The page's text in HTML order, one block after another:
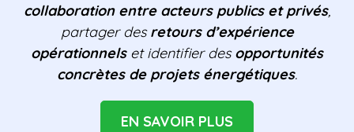
collaboration entre acteurs publics et privés,
partager desretours d’expérience
opérationnelset identifier desopportunités
concrètes de projets énergétiques.
EN SAVOIR PLUS